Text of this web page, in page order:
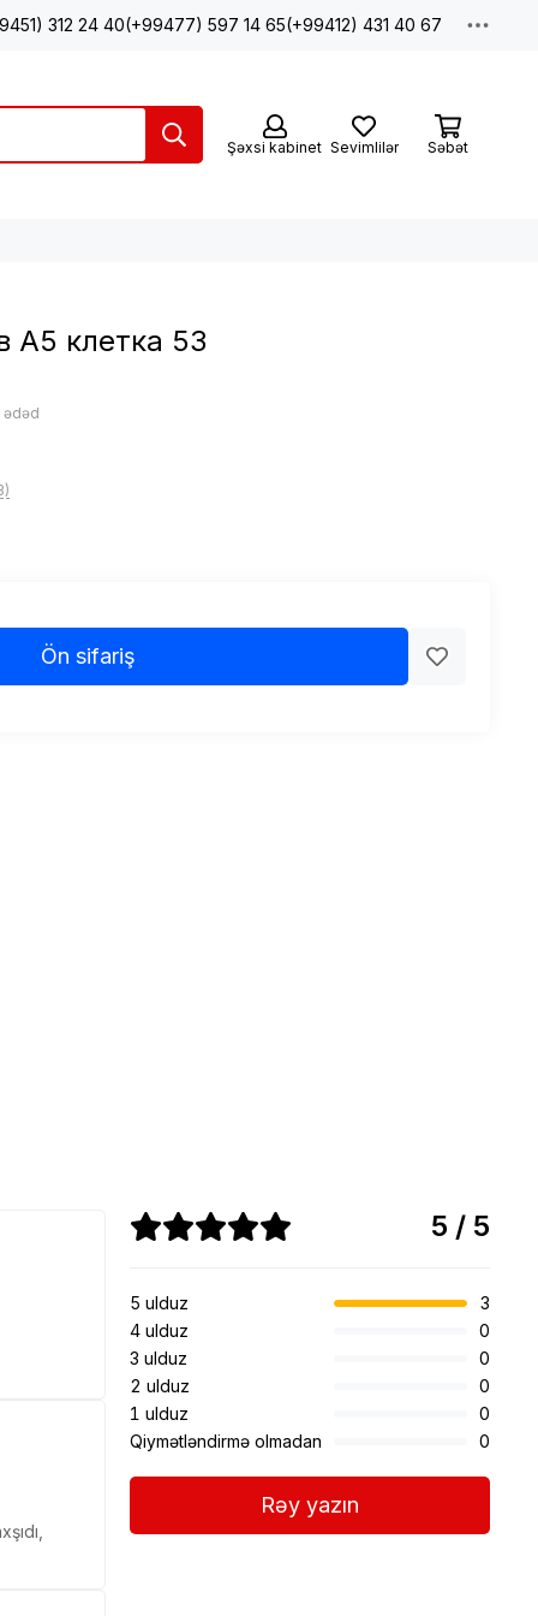
312 24 40(+99477) 597 14 65(+99412) 431 40 67
Şəxsi kabinet Sevimlilər Səbət
А5 клетка 53
ədəd
Ön sifariş
5 / 5
5 ulduz
3
4 ulduz
0
3 ulduz
0
2 ulduz
0
1 ulduz
0
Qiymətləndirmə olmadan
0
Rəy yazın